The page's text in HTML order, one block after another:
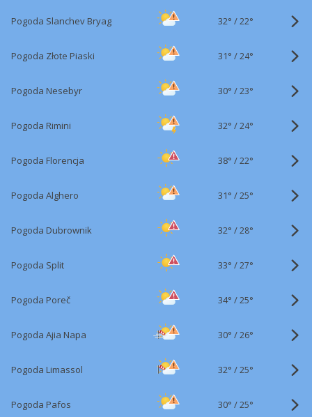
Pogoda Slanchev Bryag 32° /22°
Pogoda Złote Piaski 31° /24°
Pogoda Nesebyr 30° /23°
Pogoda Rimini 32° /24°
Pogoda Florencja 38° /22°
Pogoda Alghero 31° /25°
Pogoda Dubrownik 32° /28°
Pogoda Split 33° /27°
Pogoda Poreč 34° /25°
Pogoda Ajia Napa 30° /26°
Pogoda Limassol 32° /25°
Pogoda Pafos 30° /25°